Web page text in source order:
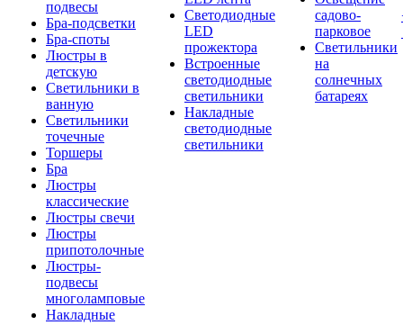
подвесы
Бра-подсветки
Бра-споты
Люстры в
детскую
Светильники в
ванную
Светильники
точечные
Торшеры
Бра
Люстры
классические
Люстры свечи
Люстры
припотолочные
Люстры-
подвесы
многоламповые
Накладные
Светодиодные
LED
прожектора
Встроенные
светодиодные
светильники
Накладные
светодиодные
светильники
садово-
парковое
Светильники
на
солнечных
батареях